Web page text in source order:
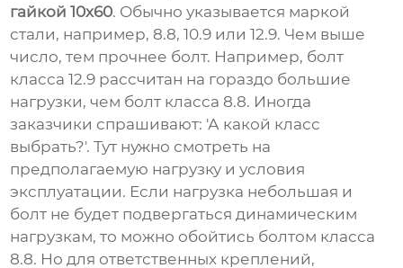
гайкой 10х60. Обычно указывается маркой
стали, например, 8.8, 10.9 или 12.9. Чем выше
число, тем прочнее болт. Например, болт
класса 12.9 рассчитан на гораздо большие
нагрузки, чем болт класса 8.8. Иногда
заказчики спрашивают: 'А какой класс
выбрать?'. Тут нужно смотреть на
предполагаемую нагрузку и условия
эксплуатации. Если нагрузка небольшая и
болт не будет подвергаться динамическим
нагрузкам, то можно обойтись болтом класса
8.8. Но для ответственных креплений,